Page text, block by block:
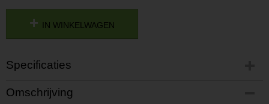
IN WINKELWAGEN
Specificaties
Productcode
P201701051603
Omschrijving